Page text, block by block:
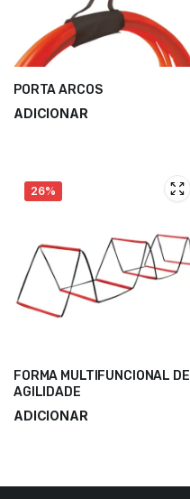
PORTA ARCOS
ADICIONAR
26%
FORMA MULTIFUNCIONAL DE
AGILIDADE
ADICIONAR